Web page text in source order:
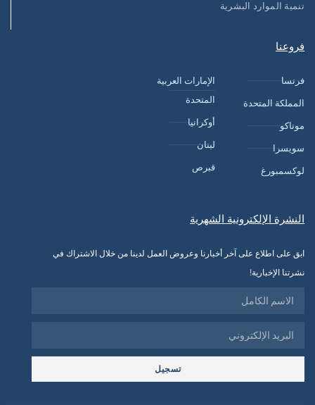
تنمية الموارد البشرية
فروعنا
فرنسا
المملكة المتحدة
موناكو
سويسرا
لوكسمبورغ
الإمارات العربية
المتحدة
أوكرانيا
لبنان
قبرص
النشرة الإلكترونية الشهرية
ابق على اطلاع على آخر أخبارنا وعروض العمل لدينا من خلال الاشتراك في
نشرتنا الإخبارية!
تسجيل